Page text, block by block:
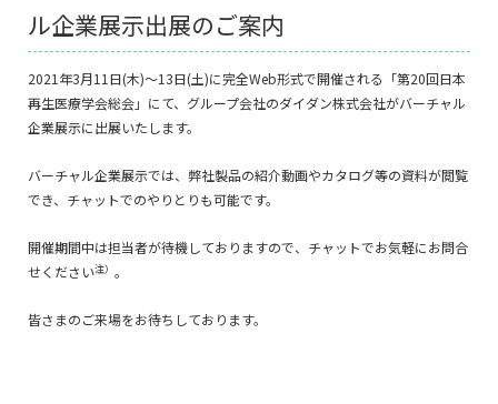
ル企業展示出展のご案内
2021年3月11日(木)～13日(土)に完全Web形式で開催される「第20回日本
再生医療学会総会」にて、グループ会社のダイダン株式会社がバーチャル
企業展示に出展いたします。
バーチャル企業展示では、弊社製品の紹介動画やカタログ等の資料が閲覧
でき、チャットでのやりとりも可能です。
開催期間中は担当者が待機しておりますので、チャットでお気軽にお問合
せください注） 。
皆さまのご来場をお待ちしております。